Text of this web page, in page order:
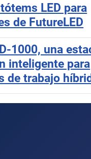
LED para
de FutureLED
1000, una
inteligente para
de trabajo